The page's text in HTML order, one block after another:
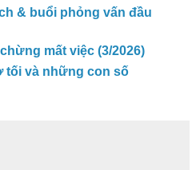
& buổi phỏng vấn đầu
mất việc (3/2026)
tối và những con số